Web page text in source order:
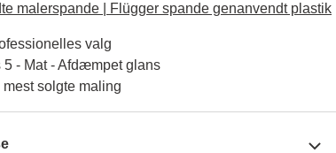
malerspande | Flügger spande genanvendt plastik
valg
5 - Mat - Afdæmpet glans
mest solgte maling